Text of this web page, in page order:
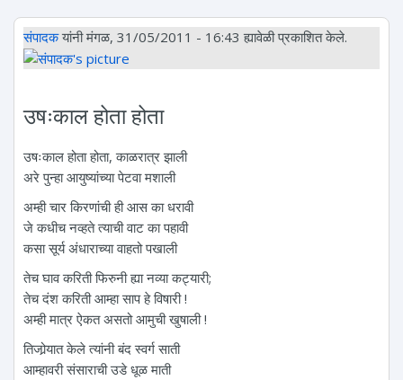
संपादकयांनी मंगळ, 31/05/2011 - 16:43 ह्यावेळी प्रकाशित केले.
उषःकाल होता होता
उषःकाल होता होता, काळरात्र झाली
अरे पुन्हा आयुष्यांच्या पेटवा मशाली
अम्ही चार किरणांची ही आस का धरावी
जे कधीच नव्हते त्याची वाट का पहावी
कसा सूर्य अंधाराच्या वाहतो पखाली
तेच घाव करिती फिरुनी ह्या नव्या कट्यारी;
तेच दंश करिती आम्हा साप हे विषारी !
अम्ही मात्र ऐकत असतो आमुची खुषाली !
तिजोर्‍यात केले त्यांनी बंद स्वर्ग साती
आम्हावरी संसाराची उडे धूळ माती